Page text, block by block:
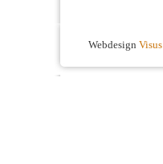
Webdesign Visus